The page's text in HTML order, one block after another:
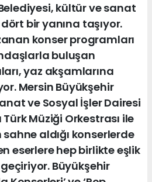
kültür ve sanat
bir yanına taşıyor.
konser programları
buluşan
yaz akşamlarına
Mersin Büyükşehir
ve Sosyal İşler Dairesi
Türk Müziği Orkestrası ile
sahne aldığı konserlerde
eserlere hep birlikte eşlik
Büyükşehir